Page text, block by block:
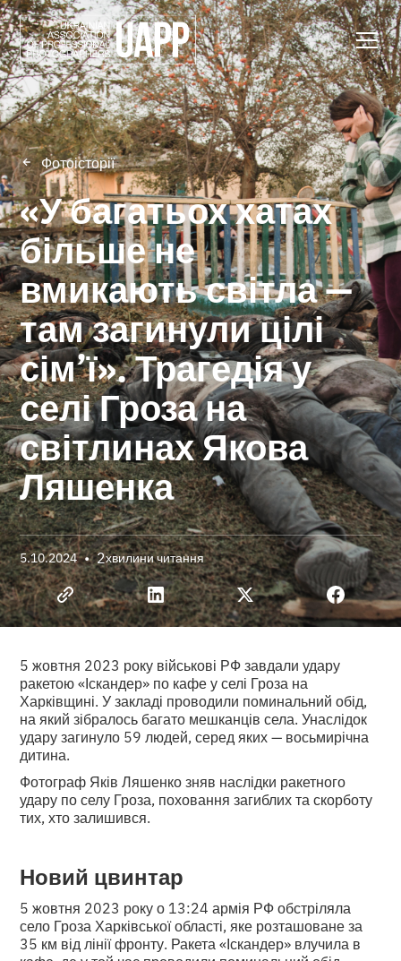
Фотоісторії
«У багатьох хатах
більше не
вмикають світла —
там загинули цілі
сім’ї». Трагедія у
селі Гроза на
світлинах Якова
Ляшенка
5.10.2024 • 2хвилини читання
5 жовтня 2023 року військові РФ завдали удару
ракетою «Іскандер» по кафе у селі Гроза на
Харківщині. У закладі проводили поминальний обід,
на який зібралось багато мешканців села. Унаслідок
удару загинуло 59 людей, серед яких — восьмирічна
дитина.
Фотограф Яків Ляшенко зняв наслідки ракетного
удару по селу Гроза, поховання загиблих та скорботу
тих, хто залишився.
Новий цвинтар
5 жовтня 2023 року о 13:24 армія РФ обстріляла
село Гроза Харківської області, яке розташоване за
35 км від лінії фронту. Ракета «Іскандер» влучила в